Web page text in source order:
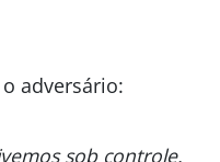
adversário:
sob controle.